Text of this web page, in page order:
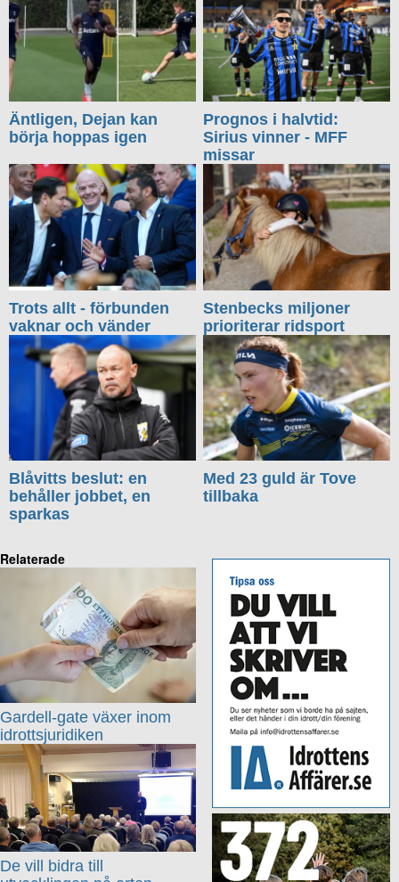
Äntligen, Dejan kan
börja hoppas igen
Prognos i halvtid:
Sirius vinner - MFF
missar
Trots allt - förbunden
vaknar och vänder
Stenbecks miljoner
prioriterar ridsport
Blåvitts beslut: en
behåller jobbet, en
sparkas
Med 23 guld är Tove
tillbaka
Relaterade
Gardell-gate växer inom
idrottsjuridiken
De vill bidra till